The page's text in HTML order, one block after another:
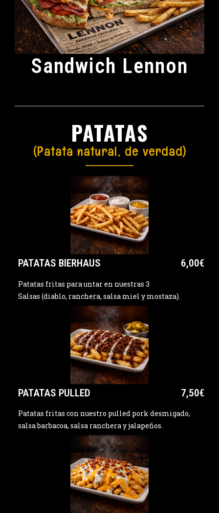
Sandwich Lennon
PATATAS
(Patata natural, de verdad)
PATATAS BIERHAUS 6,00€
Patatas fritas para untar en nuestras 3
Salsas (diablo, ranchera, salsa miel y mostaza).
PATATAS PULLED 7,50€
Patatas fritas con nuestro pulled pork desmigado,
salsa barbacoa, salsa ranchera y jalapeños.